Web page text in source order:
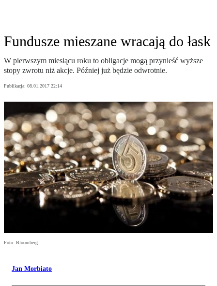
Fundusze mieszane wracają do łask
W pierwszym miesiącu roku to obligacje mogą przynieść wyższe
stopy zwrotu niż akcje. Później już będzie odwrotnie.
Publikacja: 08.01.2017 22:14
Foto: Bloomberg
Jan Morbiato